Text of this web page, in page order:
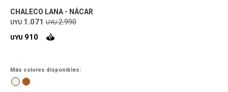
CHALECO LANA - NÁCAR
UYU 1.071 UYU 2.990
UYU 910
Más colores disponibles: